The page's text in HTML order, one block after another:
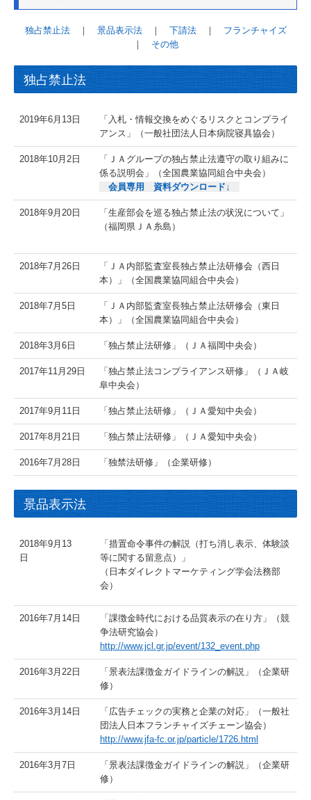
独占禁止法｜ 景品表示法｜ 下請法｜ フランチャイズ
｜ その他
独占禁止法
2019年6月13日
「入札・情報交換をめぐるリスクとコンプライ
アンス」（一般社団法人日本病院寝具協会）
2018年10月2日
「ＪＡグループの独占禁止法遵守の取り組みに
係る説明会」（全国農業協同組合中央会）
会員専用 資料ダウンロード↓
2018年9月20日
「生産部会を巡る独占禁止法の状況について」
（福岡県ＪＡ糸島）
2018年7月26日
「ＪＡ内部監査室長独占禁止法研修会（西日
本）」（全国農業協同組合中央会）
2018年7月5日
「ＪＡ内部監査室長独占禁止法研修会（東日
本）」（全国農業協同組合中央会）
2018年3月6日 「独占禁止法研修」（ＪＡ福岡中央会）
2017年11月29日
「独占禁止法コンプライアンス研修」（ＪＡ岐
阜中央会）
2017年9月11日 「独占禁止法研修」（ＪＡ愛知中央会）
2017年8月21日 「独占禁止法研修」（ＪＡ愛知中央会）
2016年7月28日 「独禁法研修」（企業研修）
景品表示法
2018年9月13
日
「措置命令事件の解説（打ち消し表示、体験談
等に関する留意点）」
（日本ダイレクトマーケティング学会法務部
会）
2016年7月14日
「課徴金時代における品質表示の在り方」（競
争法研究協会）
http://www.jcl.gr.jp/event/132_event.php
2016年3月22日
「景表法課徴金ガイドラインの解説」（企業研
修）
2016年3月14日
「広告チェックの実務と企業の対応」（一般社
団法人日本フランチャイズチェーン協会）
http://www.jfa-fc.or.jp/particle/1726.html
2016年3月7日
「景表法課徴金ガイドラインの解説」（企業研
修）